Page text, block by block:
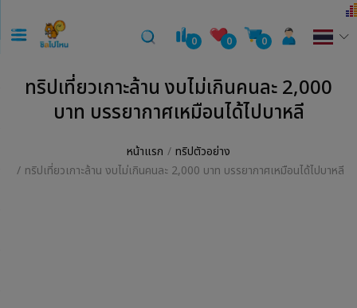
0 0 0
ทริปเที่ยวเกาะล้าน งบไม่เกินคนละ 2,000
บาท บรรยากาศเหมือนได้ไปบาหลี
หน้าแรก
ทริปตัวอย่าง
ทริปเที่ยวเกาะล้าน งบไม่เกินคนละ 2,000 บาท บรรยากาศเหมือนได้ไปบาหลี